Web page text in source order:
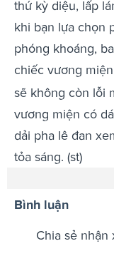
thứ kỳ diệu, lấp
khi bạn lựa chọn
phóng khoáng,
chiếc vương
sẽ không còn lỗi
vương miện có
dải pha lê đan
tỏa sáng. (st)
Bình luận
Chia sẻ nhận